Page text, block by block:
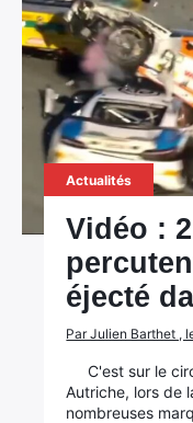
Actualités
Vidéo :
éjecté
Par Julien Barthet ,
C'est sur le
Autriche, lors de
nombreuses